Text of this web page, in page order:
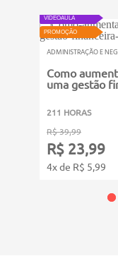
VIDEOAULA
PROMOÇÃO
ADMINISTRAÇÃO E
Como
uma gestão
211 HORAS
R$ 39,99
R$ 23,99
4x de R$ 5,99